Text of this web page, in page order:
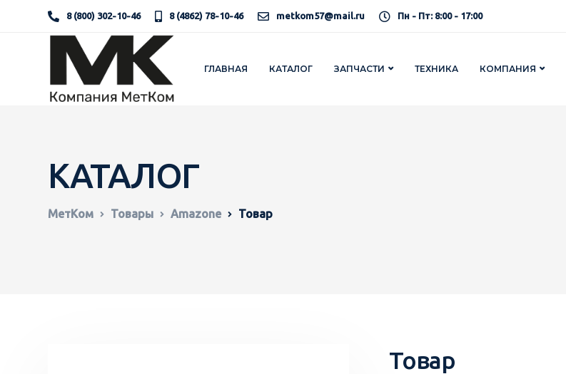
8 (800) 302-10-46 8 (4862) 78-10-46 metkom57@mail.ru Пн - Пт: 8:00 - 17:00
ГЛАВНАЯ КАТАЛОГ ЗАПЧАСТИ ТЕХНИКА КОМПАНИЯ
КАТАЛОГ
МетКом Товары Amazone Товар
Товар